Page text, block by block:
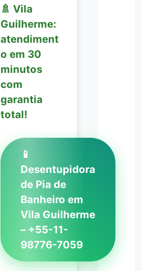
🚿 Vila
Guilherme:
atendiment
o em 30
minutos
com
garantia
total!
📱
Desentupidora
de Pia de
Banheiro em
Vila Guilherme
– +55-11-
98776-7059